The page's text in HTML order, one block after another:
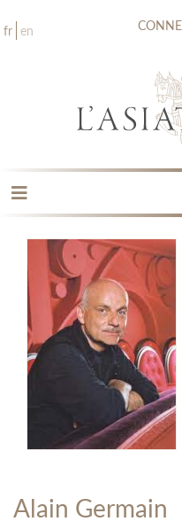
fr en
LES ÉDITIONS
LA LIBRAIRIE
CATALOGUE
MÉDIATHÈQUE
NOUVEAUTÉS / À PARAÎTRE
CONTACT
ESPACE PRO LIBRAIRES
Alain Germain